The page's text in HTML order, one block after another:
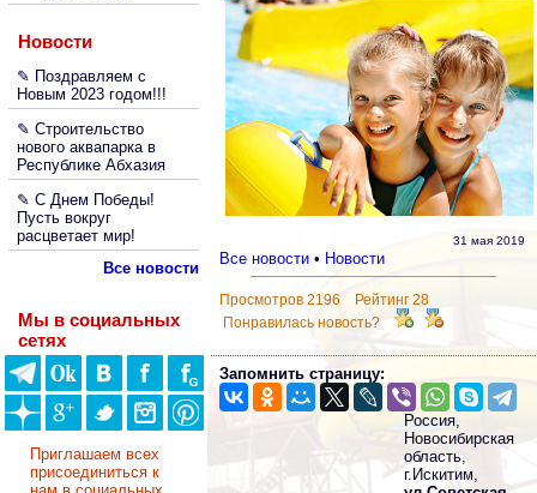
Новости
✎ Поздравляем с
Новым 2023 годом!!!
✎ Строительство
нового аквапарка в
Республике Абхазия
✎ С Днем Победы!
Пусть вокруг
расцветает мир!
Все новости
Мы в социальных
сетях
Приглашаем всех
присоединиться к
31 мая 2019
Все новости• Новости
Просмотров 2196 Рейтинг 28
Понравилась новость?
Запомнить страницу:
Россия,
Новосибирская
область,
г.Искитим,